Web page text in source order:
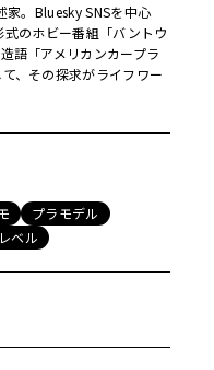
。Bluesky SNSを中心
のホビー番組「バントウ
語「アメリカンカープラ
、その探求がライフワー
プラモデル
レベル